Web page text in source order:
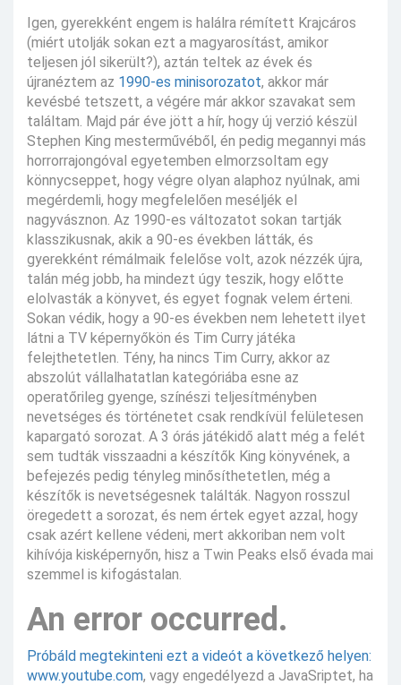
Igen, gyerekként engem is halálra rémített Krajcáros
(miért utolják sokan ezt a magyarosítást, amikor
teljesen jól sikerült?), aztán teltek az évek és
újranéztem az 1990-es minisorozatot, akkor már
kevésbé tetszett, a végére már akkor szavakat sem
találtam. Majd pár éve jött a hír, hogy új verzió készül
Stephen King mesterművéből, én pedig megannyi más
horrorrajongóval egyetemben elmorzsoltam egy
könnycseppet, hogy végre olyan alaphoz nyúlnak, ami
megérdemli, hogy megfelelően meséljék el
nagyvásznon. Az 1990-es változatot sokan tartják
klasszikusnak, akik a 90-es években látták, és
gyerekként rémálmaik felelőse volt, azok nézzék újra,
talán még jobb, ha mindezt úgy teszik, hogy előtte
elolvasták a könyvet, és egyet fognak velem érteni.
Sokan védik, hogy a 90-es években nem lehetett ilyet
látni a TV képernyőkön és Tim Curry játéka
felejthetetlen. Tény, ha nincs Tim Curry, akkor az
abszolút vállalhatatlan kategóriába esne az
operatőrileg gyenge, színészi teljesítményben
nevetséges és történetet csak rendkívül felületesen
kapargató sorozat. A 3 órás játékidő alatt még a felét
sem tudták visszaadni a készítők King könyvének, a
befejezés pedig tényleg minősíthetetlen, még a
készítők is nevetségesnek találták. Nagyon rosszul
öregedett a sorozat, és nem értek egyet azzal, hogy
csak azért kellene védeni, mert akkoriban nem volt
kihívója kisképernyőn, hisz a Twin Peaks első évada mai
szemmel is kifogástalan.
An error occurred.
Próbáld megtekinteni ezt a videót a következő helyen:
www.youtube.com, vagy engedélyezd a JavaSriptet, ha